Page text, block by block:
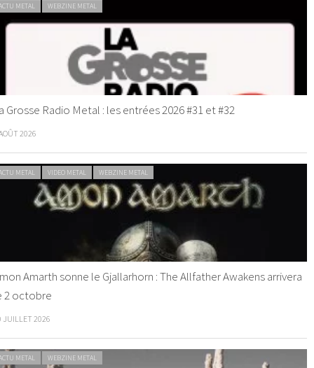
METAL WEBZINE METAL
Grosse Radio Metal : les entrées 2026 #31 et #32
2026
METAL VIDEO METAL WEBZINE METAL
Amarth sonne le Gjallarhorn : The Allfather Awakens arrivera
2 octobre
JUILLET 2026
METAL WEBZINE METAL